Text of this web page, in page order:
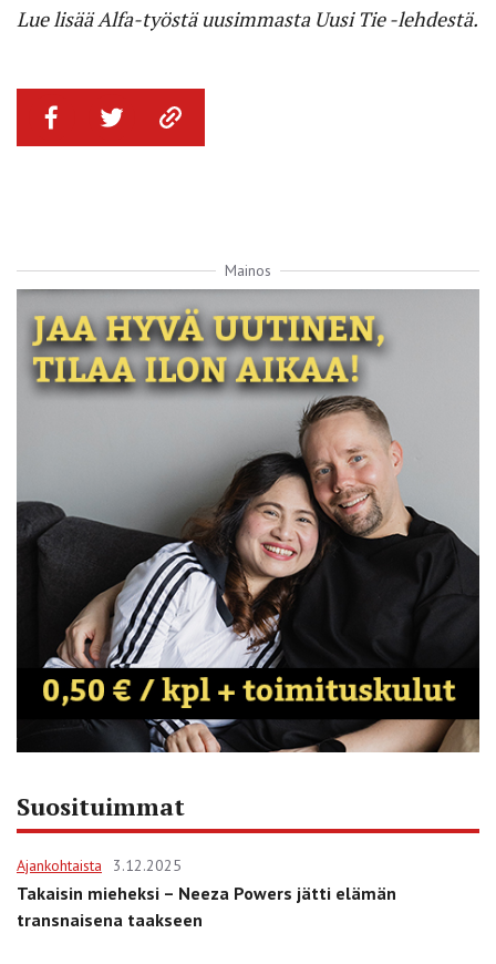
Lue lisää Alfa-työstä uusimmasta Uusi Tie -lehdestä.
Mainos
Suosituimmat
Ajankohtaista 3.12.2025
Takaisin mieheksi – Neeza Powers jätti elämän
transnaisena taakseen